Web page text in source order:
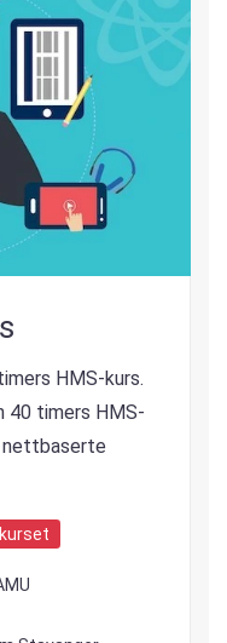
HMS-kurs.
40 timers HMS-